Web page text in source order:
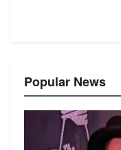
Popular News